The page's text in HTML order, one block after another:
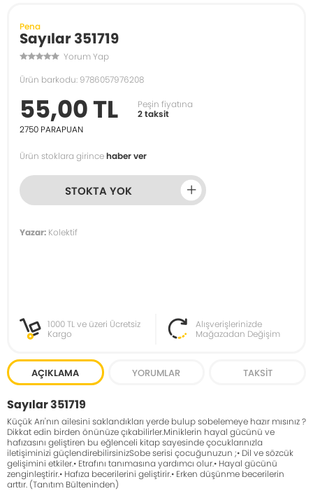
Pena
Sayılar 351719
Yorum Yap
Ürün barkodu: 9786057976208
55,00 TL
Peşin fiyatına
2 taksit
2750 PARAPUAN
Ürün stoklara girincehaber ver
STOKTA YOK
Yazar: Kolektif
1000 TL ve üzeri Ücretsiz
Kargo
Alışverişlerinizde
Mağazadan Değişim
AÇIKLAMA YORUMLAR TAKSIT
Sayılar 351719
Küçük Arı'nın ailesini saklandıkları yerde bulup sobelemeye hazır mısınız ?
Dikkat edin birden önünüze çıkabilirler.Miniklerin hayal gücünü ve
hafızasını geliştiren bu eğlenceli kitap sayesinde çocuklarınızla
iletişiminizi güçlendirebilirsinizSobe serisi çocuğunuzun ;• Dil ve sözcük
gelişimini etkiler.• Etrafını tanımasına yardımcı olur.• Hayal gücünü
zenginleştirir.• Hafıza becerilerini geliştirir.• Erken düşünme becerilerin
arttır. (Tanıtım Bülteninden)